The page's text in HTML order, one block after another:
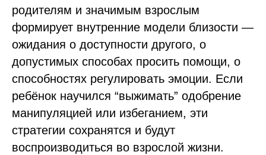
родителям и значимым взрослым
формирует внутренние модели близости —
ожидания о доступности другого, о
допустимых способах просить помощи, о
способностях регулировать эмоции. Если
ребёнок научился “выжимать” одобрение
манипуляцией или избеганием, эти
стратегии сохранятся и будут
воспроизводиться во взрослой жизни.